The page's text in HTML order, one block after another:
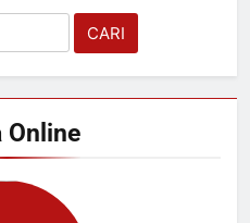
Online